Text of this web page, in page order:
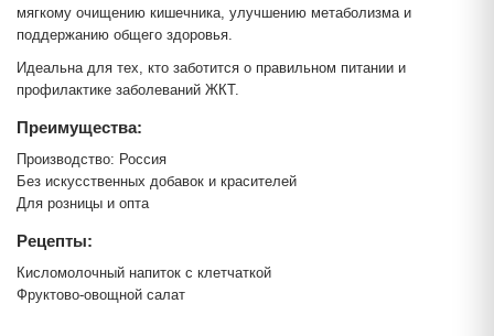
мягкому очищению кишечника, улучшению метаболизма и
поддержанию общего здоровья.
Идеальна для тех, кто заботится о правильном питании и
профилактике заболеваний ЖКТ.
Преимущества:
Производство: Россия
Без искусственных добавок и красителей
Для розницы и опта
Рецепты:
Кисломолочный напиток с клетчаткой
Фруктово-овощной салат